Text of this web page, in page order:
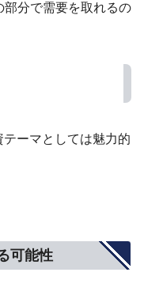
分で需要を取れるの
ーマとしては魅力的
可能性